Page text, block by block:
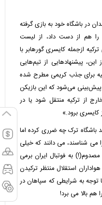
در باشگاه خود به بازی گرفته
هم از دست داد، از لیست
ازجمله کایسری گورهابر با
پیشنهادهایی از تیم‌هایی
برای جذب کریمی مطرح شده
پیش‌بینی می‌شود که این بازیکن
از ترکیه منتقل شود یا در
کایسری برود.»
باشگاه ترک چه ضرری کرده اما
می شناسند، می دانند که خیلی
به فوتبال ایران برمی
استقلال منتظر ترکیدن
توجه به شرایطی که سپاهان در
هم بالا می برد!